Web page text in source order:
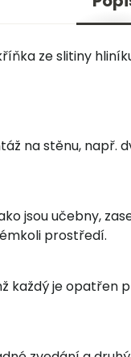
ze slitiny
na stěnu, např.
jsou učebny,
prostředí.
každý je